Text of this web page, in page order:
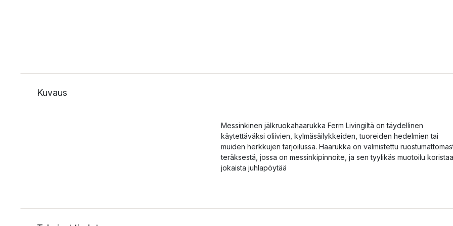
Kuvaus
Messinkinen jälkruokahaarukka Ferm Livingiltä on täydellinen
käytettäväksi oliivien, kylmäsäilykkeiden, tuoreiden hedelmien tai
muiden herkkujen tarjoilussa. Haarukka on valmistettu
teräksestä, jossa on messinkipinnoite, ja sen tyylikäs muotoilu koristaa
jokaista juhlapöytää